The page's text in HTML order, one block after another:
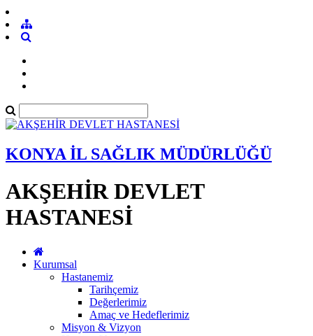
KONYA İL SAĞLIK MÜDÜRLÜĞÜ
AKŞEHİR DEVLET
HASTANESİ
Kurumsal
Hastanemiz
Tarihçemiz
Değerlerimiz
Amaç ve Hedeflerimiz
Misyon & Vizyon